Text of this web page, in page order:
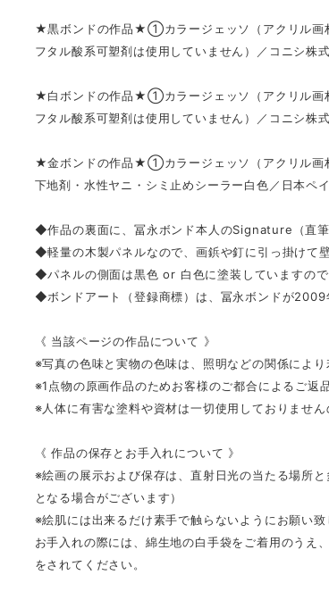
★黒ボンドの作品★①カラージェッソ（アクリル画
フタル酸系可塑剤は使用していません）／コニシ
★白ボンドの作品★①カラージェッソ（アクリル画
フタル酸系可塑剤は使用していません）／コニシ
★金ボンドの作品★①カラージェッソ（アクリル画
下地剤・水性ヤニ・シミ止めシーラー白色／日本ペ
◆作品の裏面に、冨永ボンド本人のSignature（直筆
◆軽量の木製パネルなので、画鋲や釘に引っ掛けて
◆パネルの側面は黒色 or 白色に塗装していますので
◆ボンドアート（登録商標）は、冨永ボンドが2009
《 当該ページの作品について 》
※写真の色味と実物の色味は、照明などの関係により
※1点物の原画作品のためお客様のご都合によるご返
※人体に有害な塗料や資材は一切使用しておりません
《 作品の保存とお手入れについて 》
※絵画の展示および保存は、直射日光の当たる場所
となる場合がございます）
※絵肌には出来るだけ素手で触らないようにお願い
お手入れの際には、綿生地の白手袋をご着用のうえ
をされてください。